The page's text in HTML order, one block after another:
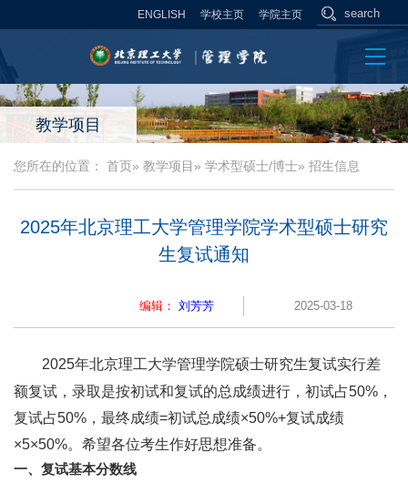
ENGLISH 学校主页 学院主页
教学项目
您所在的位置： 首页» 教学项目 » 学术型硕士/博士» 招生信息
2025年北京理工大学管理学院学术型硕士研究
生复试通知
编辑： 刘芳芳 2025-03-18
2025年北京理工大学管理学院硕士研究生复试实行差
额复试，录取是按初试和复试的总成绩进行，初试占50%，
复试占50%，最终成绩=初试总成绩×50%+复试成绩
×5×50%。希望各位考生作好思想准备。
一、 复试基本分数线